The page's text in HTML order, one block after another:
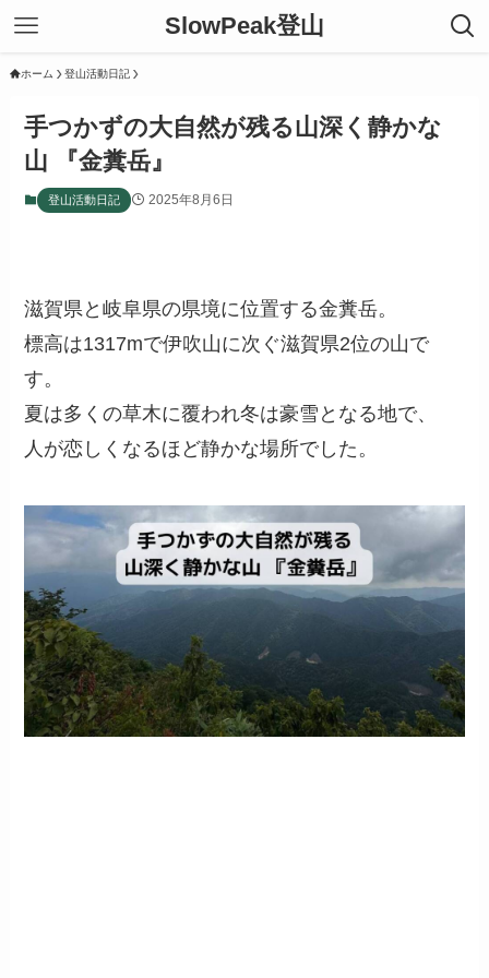
SlowPeak登山
ホーム 登山活動日記
手つかずの大自然が残る山深く静かな
山 『金糞岳』
登山活動日記 2025年8月6日
滋賀県と岐阜県の県境に位置する金糞岳。
標高は1317mで伊吹山に次ぐ滋賀県2位の山で
す。
夏は多くの草木に覆われ冬は豪雪となる地で、
人が恋しくなるほど静かな場所でした。